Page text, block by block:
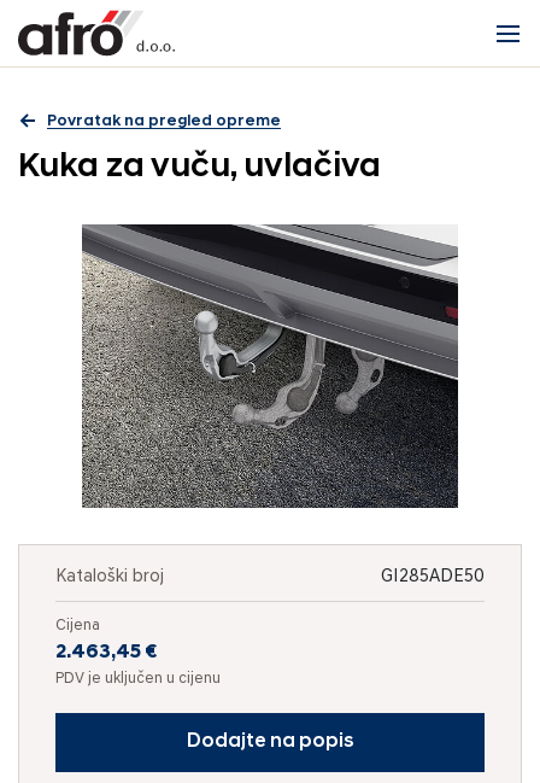
Povratak na pregled opreme
Kuka za vuču, uvlačiva
Kataloški broj GI285ADE50
Cijena
2.463,45 €
PDV je uključen u cijenu
Dodajte na popis